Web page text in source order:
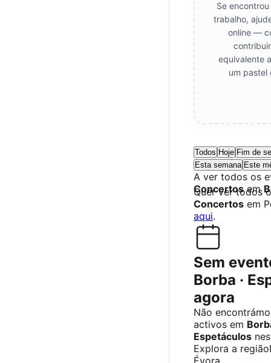
Se
trabalho,
online —
equivalente
um pastel
Todos Hoje Fim de
Esta semana Este
A ver todos os
Concertosem
Quer ver todos
Concertos em
aqui.
Sem
Borba ·
agora
Não
activos em
Espetáculos
Explora a região
Évora